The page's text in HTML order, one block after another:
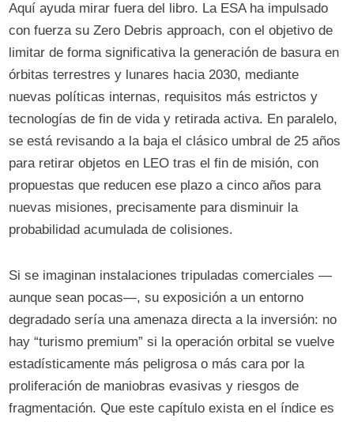
Aquí ayuda mirar fuera del libro. La ESA ha impulsado
con fuerza su Zero Debris approach, con el objetivo de
limitar de forma significativa la generación de basura en
órbitas terrestres y lunares hacia 2030, mediante
nuevas políticas internas, requisitos más estrictos y
tecnologías de fin de vida y retirada activa. En paralelo,
se está revisando a la baja el clásico umbral de 25 años
para retirar objetos en LEO tras el fin de misión, con
propuestas que reducen ese plazo a cinco años para
nuevas misiones, precisamente para disminuir la
probabilidad acumulada de colisiones.
Si se imaginan instalaciones tripuladas comerciales —
aunque sean pocas—, su exposición a un entorno
degradado sería una amenaza directa a la inversión: no
hay “turismo premium” si la operación orbital se vuelve
estadísticamente más peligrosa o más cara por la
proliferación de maniobras evasivas y riesgos de
fragmentación. Que este capítulo exista en el índice es